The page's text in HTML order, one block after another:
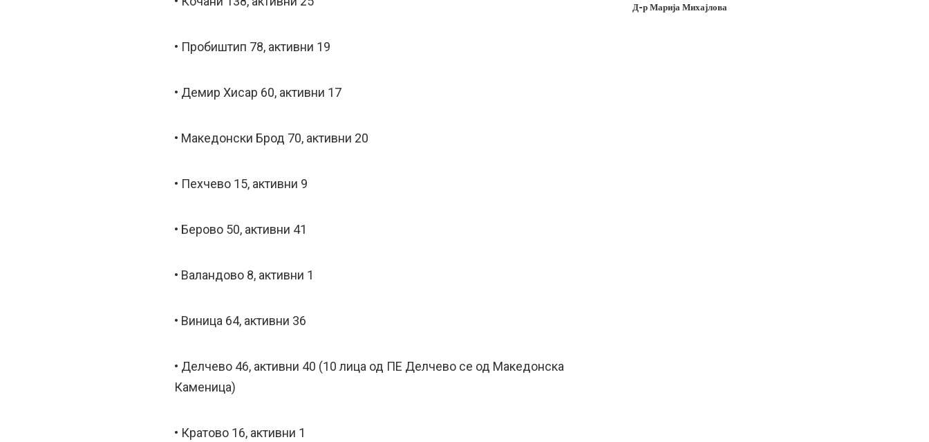
• Пробиштип 78, активни 19
• Демир Хисар 60, активни 17
• Македонски Брод 70, активни 20
• Пехчево 15, активни 9
• Берово 50, активни 41
• Валандово 8, активни 1
• Виница 64, активни 36
• Делчево 46, активни 40 (10 лица од ПЕ Делчево се од Македонска
Каменица)
• Кратово 16, активни 1
Д-р Марија Михајлова